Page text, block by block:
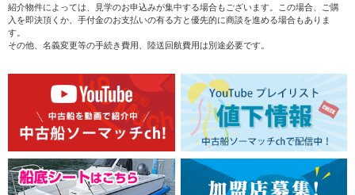
紹介物件によっては、見学のお申込みが集中する場合もございます。この場合、ご購
入を即決頂くか、手付金のお支払いの有る方と優先的に商談を進める場合もありま
す。
その他、名義変更等の手続き費用、陸送回航費用は別途必要です。